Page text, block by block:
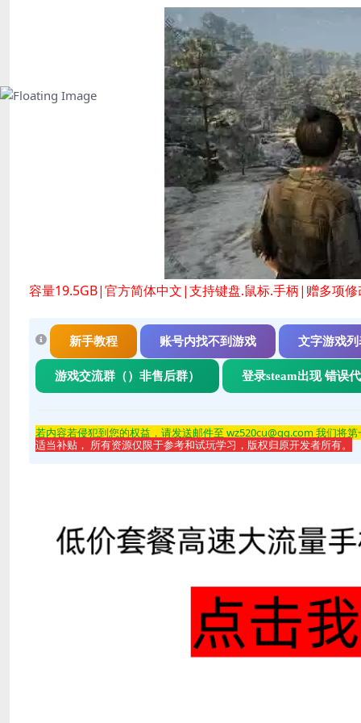
容量19.5GB|官方简体中文|支持键盘.鼠标.手柄|赠多项修
新手教程 账号内找不到游戏 文字游戏列
游戏交流群（）非售后群） 登录steam出现 错误
若内容若侵犯到您的权益，请发送邮件至 wz520cu@qq.com 我们将
适当补贴， 所有资源仅限于参考和试玩学习，版权归原开发者所有。